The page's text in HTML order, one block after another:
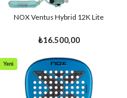
NOX Ventus Hybrid 12K Lite
₺16.500,00
Yeni